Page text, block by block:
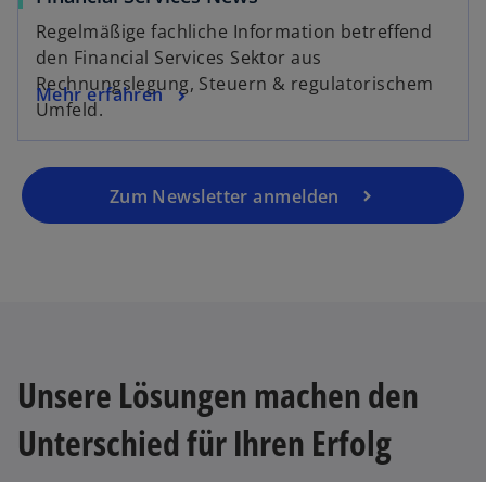
e
u
e
n
e
g
i
t
e
g
Regelmäßige fachliche Information betreffend
den Financial Services Sektor aus
Rechnungslegung, Steuern & regulatorischem
Umfeld.
Mehr erfahren
Zum Newsletter anmelden
e
e
R
e
is
t
g
Unsere Lösungen machen den
Unterschied für Ihren Erfolg